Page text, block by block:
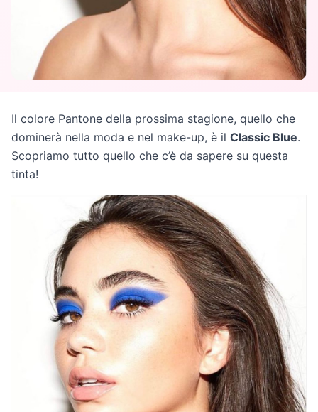
Il colore Pantone della prossima stagione, quello che
dominerà nella moda e nel make-up, è il Classic Blue.
Scopriamo tutto quello che c’è da sapere su questa
tinta!